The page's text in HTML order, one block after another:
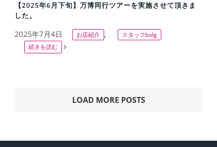
【2025年6月下旬】万博同行ツアーを実施させて頂きま
した。
2025年7月4日 お店紹介 ,
スタッフbolg
続きを読む
LOAD MORE POSTS